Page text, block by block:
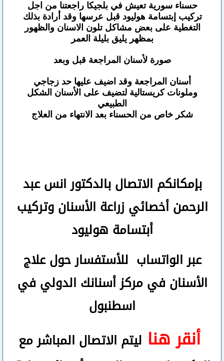
حسناء سورية تعيش في بلجيكا راجعتنا من اجل
تركيب إبتسامة هوليود قبل عرسها وقد أرادة بذلك
التغطية على بعض مشاكل تلون الاسنان والظهور
بمظهر يليق بليلة العمر
صورة لأسنان المراجعة قبل وبعد
أسنان المراجعة وقد اضيف عليها حد زجاجي
وملونات كريستالية لتضيف على الأسنان الشكل
الطبيعي
شكر خاص من الحسناء بعد الانتهاء من العلاج
بإمكانكم الاتصال بالدكتور انس عبد
الرحمنأخصائي زراعة الأسنان وتركيب
أبتسامة هوليود
عبر الواتساب للأستفسار حول علاج
الأسنان في مركز أسنانك الدولي في
اسطنبول
أنقر هنا ليتم الاتصال المباشر مع